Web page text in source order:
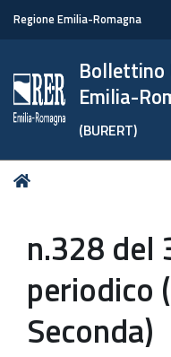
Regione Emilia-Romagna
Bollettino
Emilia-
(BURERT)
Tu
n.328 del
periodico
Seconda)